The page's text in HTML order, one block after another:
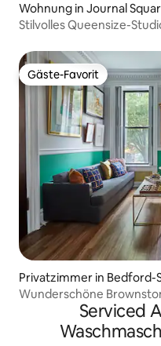
Wohnung in Journal
Stilvolles Queensize-
Gäste-Favorit
Gäste-Favorit
Privatzimmer in Bedford-
Wunderschöne
Serviced